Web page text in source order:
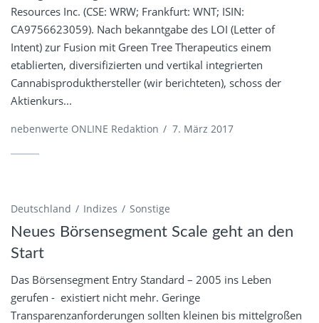
Resources Inc. (CSE: WRW; Frankfurt: WNT; ISIN:
CA9756623059). Nach bekanntgabe des LOI (Letter of
Intent) zur Fusion mit Green Tree Therapeutics einem
etablierten, diversifizierten und vertikal integrierten
Cannabisprodukthersteller (wir berichteten), schoss der
Aktienkurs...
nebenwerte ONLINE Redaktion / 7. März 2017
Deutschland Indizes Sonstige
Neues Börsensegment Scale geht an den
Start
Das Börsensegment Entry Standard – 2005 ins Leben
gerufen - existiert nicht mehr. Geringe
Transparenzanforderungen sollten kleinen bis mittelgroßen